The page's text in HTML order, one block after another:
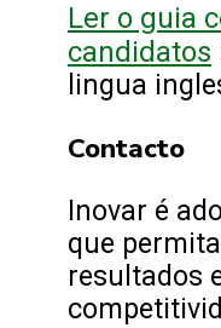
Ler o guia
candidatos
lingua
Contacto
Inovar é
que
resultados